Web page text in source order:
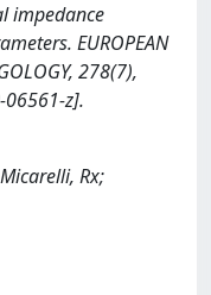
impedance
EUROPEAN
278(7),
z].
Rx;